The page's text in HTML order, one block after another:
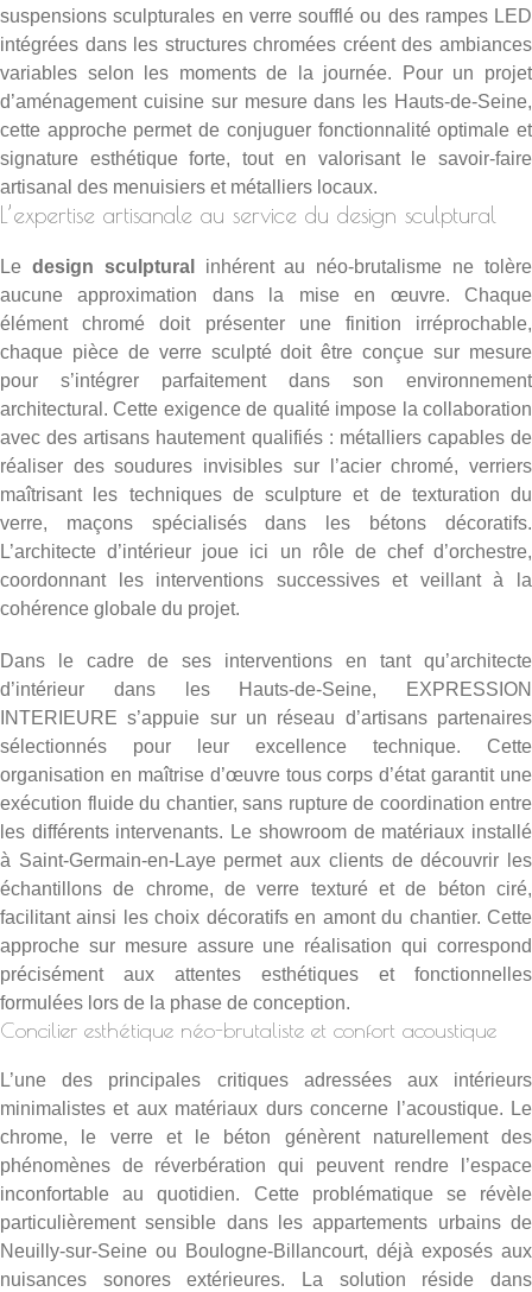
suspensions sculpturales en verre soufflé ou des rampes LED
intégrées dans les structures chromées créent des ambiances
variables selon les moments de la journée. Pour un projet
d’aménagement cuisine sur mesure dans les Hauts-de-Seine,
cette approche permet de conjuguer fonctionnalité optimale et
signature esthétique forte, tout en valorisant le savoir-faire
artisanal des menuisiers et métalliers locaux.
L’expertise artisanale au service du design sculptural
Le design sculptural
inhérent au néo-brutalisme ne tolère
aucune approximation dans la mise en œuvre. Chaque
élément chromé doit présenter une finition irréprochable,
chaque pièce de verre sculpté doit être conçue sur mesure
pour s’intégrer parfaitement dans son environnement
architectural. Cette exigence de qualité impose la collaboration
avec des artisans hautement qualifiés : métalliers capables de
réaliser des soudures invisibles sur l’acier chromé, verriers
maîtrisant les techniques de sculpture et de texturation du
verre, maçons spécialisés dans les bétons décoratifs.
L’architecte d’intérieur joue ici un rôle de chef d’orchestre,
coordonnant les interventions successives et veillant à la
cohérence globale du projet.
Dans le cadre de ses interventions en tant qu’architecte
d’intérieur dans les Hauts-de-Seine, EXPRESSION
INTERIEURE s’appuie sur un réseau d’artisans partenaires
sélectionnés pour leur excellence technique. Cette
organisation en maîtrise d’œuvre tous corps d’état garantit une
exécution fluide du chantier, sans rupture de coordination entre
les différents intervenants. Le showroom de matériaux installé
à Saint-Germain-en-Laye permet aux clients de découvrir les
échantillons de chrome, de verre texturé et de béton ciré,
facilitant ainsi les choix décoratifs en amont du chantier. Cette
approche sur mesure assure une réalisation qui correspond
précisément aux attentes esthétiques et fonctionnelles
formulées lors de la phase de conception.
Concilier esthétique néo-brutaliste et confort acoustique
L’une des principales critiques adressées aux intérieurs
minimalistes et aux matériaux durs concerne l’acoustique. Le
chrome, le verre et le béton génèrent naturellement des
phénomènes de réverbération qui peuvent rendre l’espace
inconfortable au quotidien. Cette problématique se révèle
particulièrement sensible dans les appartements urbains de
Neuilly-sur-Seine ou Boulogne-Billancourt, déjà exposés aux
nuisances sonores extérieures. La solution réside dans